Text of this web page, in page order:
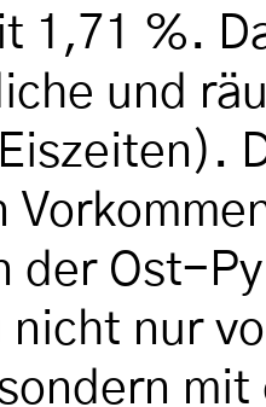
1,71 %.
und
der Ost-
nicht nur
mit